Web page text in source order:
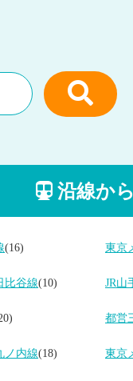
沿線か
(16) 東京
比谷線(10) JR山
都営
ノ内線(18) 東京